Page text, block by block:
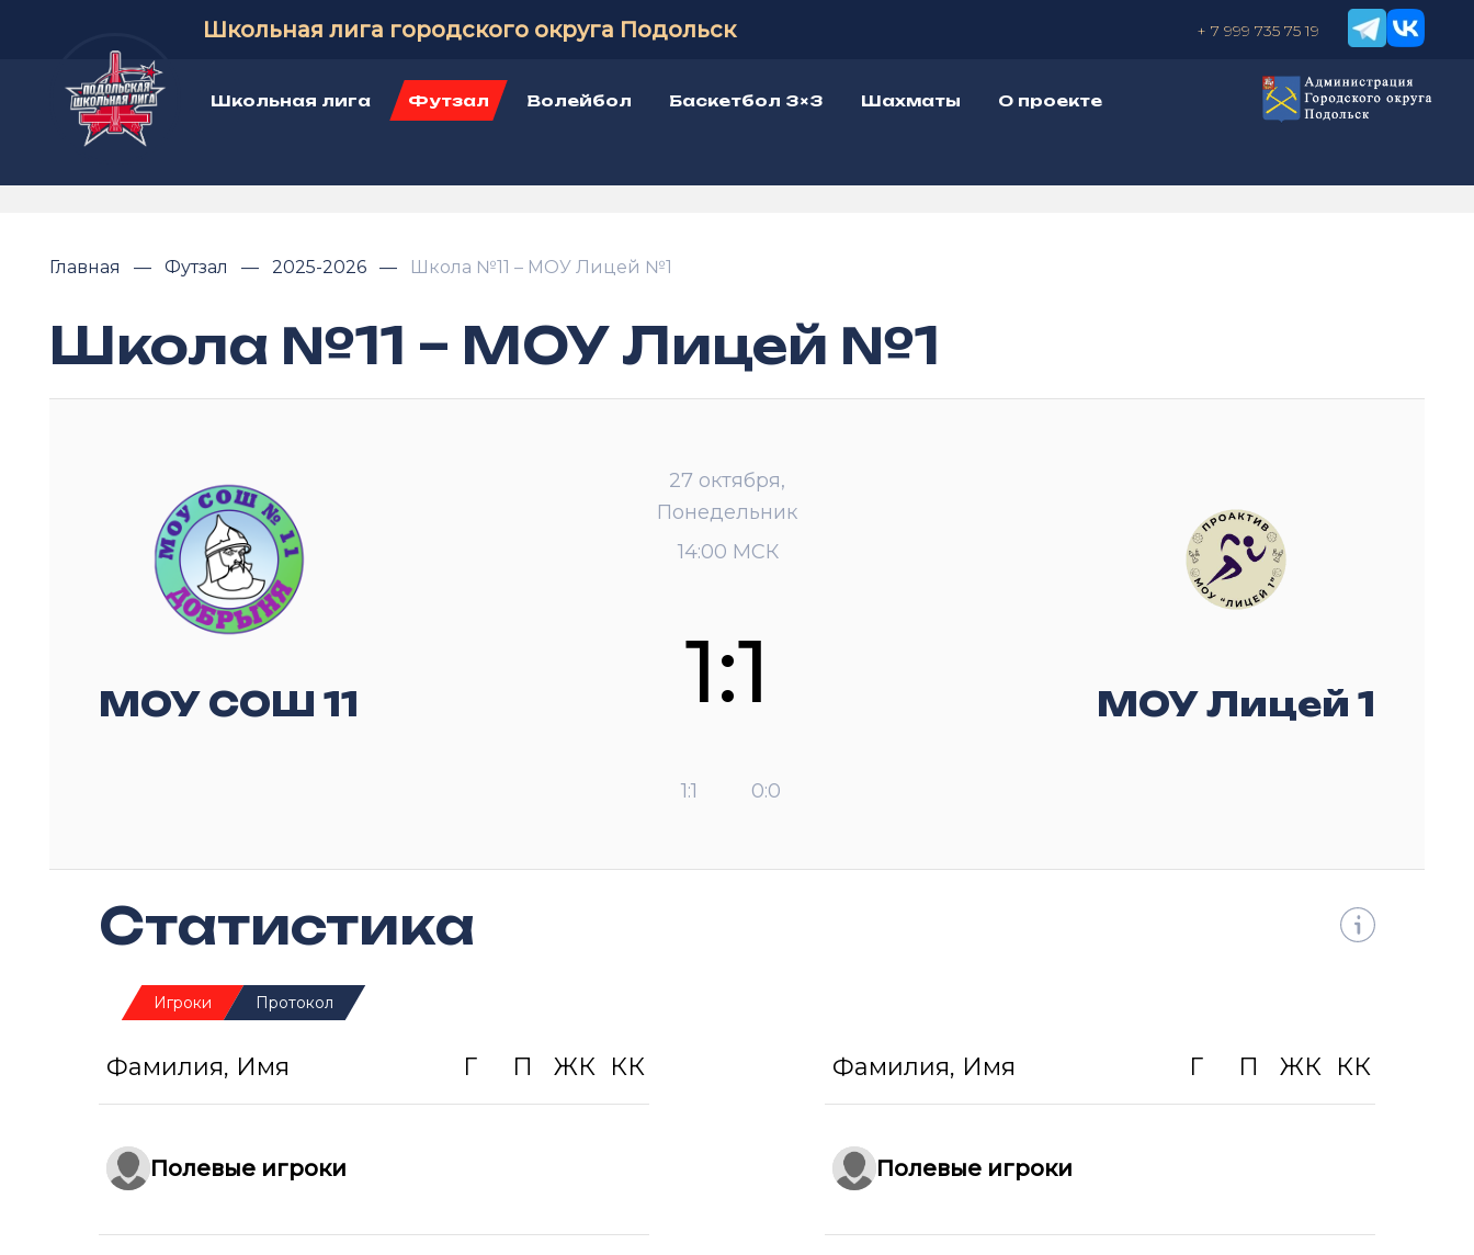
Школьная лига городского округа Подольск + 7 999 735 75 19
Школьная лига Футзал Волейбол Баскетбол 3×3 Шахматы О проекте
Главная Футзал 2025-2026 Школа №11 – МОУ Лицей №1
Школа №11 – МОУ Лицей №1
МОУ СОШ 11
27 октября,
Понедельник
14:00 МСК
1:1
1:1 0:0
МОУ Лицей 1
Статистика
Игроки Протокол
Фамилия, Имя Г П ЖК КК
Полевые игроки
Фамилия, Имя Г П ЖК КК
Полевые игроки